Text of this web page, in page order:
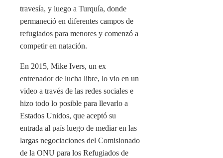
travesía, y luego a Turquía, donde
permaneció en diferentes campos de
refugiados para menores y comenzó a
competir en natación.
En 2015, Mike Ivers, un ex
entrenador de lucha libre, lo vio en un
video a través de las redes sociales e
hizo todo lo posible para llevarlo a
Estados Unidos, que aceptó su
entrada al país luego de mediar en las
largas negociaciones del Comisionado
de la ONU para los Refugiados de